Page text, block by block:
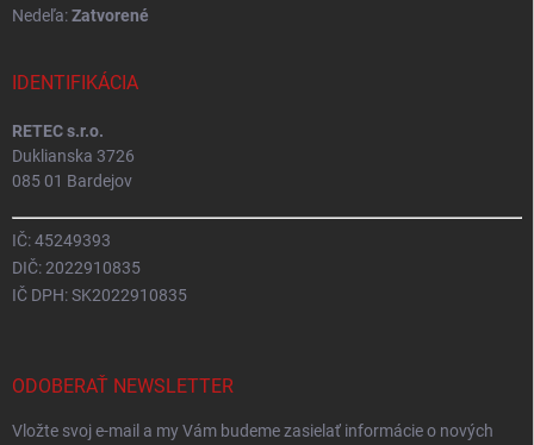
Nedeľa:Zatvorené
IDENTIFIKÁCIA
RETEC s.r.o.
Duklianska 3726
085 01 Bardejov
IČ: 45249393
DIČ: 2022910835
IČ DPH: SK2022910835
ODOBERAŤ NEWSLETTER
Vložte svoj e-mail a my Vám budeme zasielať informácie o nových